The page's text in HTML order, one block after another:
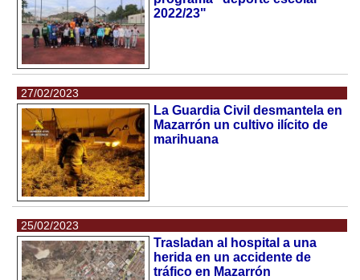
2022/23"
27/02/2023
La Guardia Civil desmantela en
Mazarrón un cultivo ilícito de
marihuana
25/02/2023
Trasladan al hospital a una
herida en un accidente de
tráfico en Mazarrón